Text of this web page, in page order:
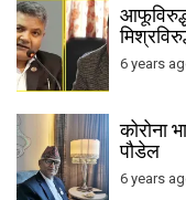
6 years
कोरोना
पौडेल
6 years